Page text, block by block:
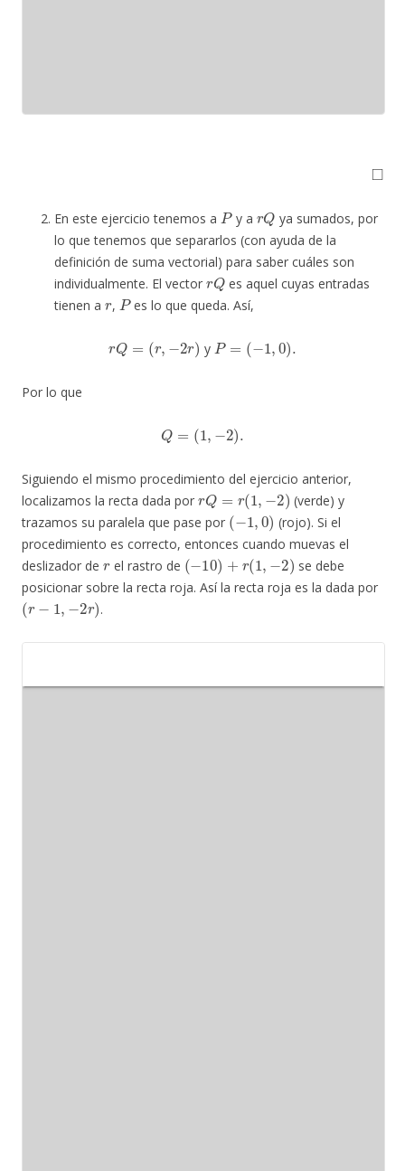
◻
En este ejercicio tenemos a
P
y a
Q
ya sumados, por
lo que tenemos que separarlos (con ayuda de la
definición de suma vectorial) para saber cuáles son
individualmente. El vector
rQ
es aquel cuyas entradas
tienen a
r
,
P
es lo que queda. Así,
Q −
y
P= 1
Por lo que
Q ,
Siguiendo el mismo procedimiento del ejercicio anterior,
localizamos la recta dada por
rQ= r(1,−2)
(verde) y
trazamos su paralela que pase por
(− 1,0)
(rojo). Si el
procedimiento es correcto, entonces cuando muevas el
deslizador de
r
el rastro de
(−10)+r( 1,−2)
se debe
posicionar sobre la recta roja. Así la recta roja es la dada por
(r−1,−2r)
.